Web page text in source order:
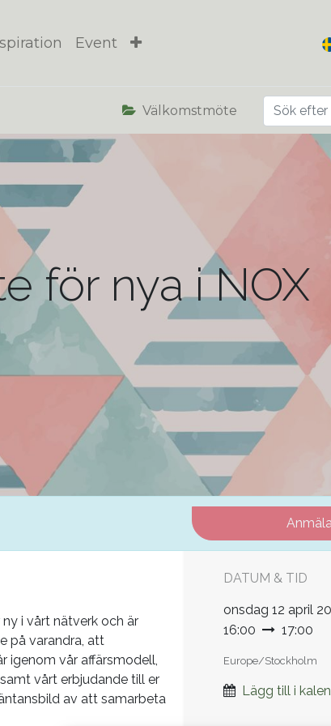
Event
Välkomstmöte
för nya i NOX
i vårt nätverk och är
på varandra, att
igenom vår affärsmodell,
vårt erbjudande till er
av att samarbeta
DATUM & TID
onsdag 12 april
16:00
17:00
Europe/Stockholm
Lägg till i